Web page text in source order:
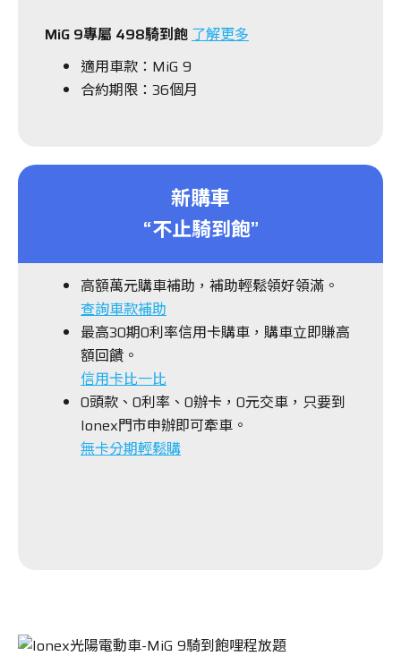
MiG 9專屬 498騎到飽了解更多
適用車款：MiG 9
合約期限：36個月
新購車
“不止騎到飽”
高額萬元購車補助，補助輕鬆領好領滿。
查詢車款補助
最高30期0利率信用卡購車，購車立即賺高
額回饋。
信用卡比一比
0頭款、0利率、0辦卡，0元交車，只要到
Ionex門市申辦即可牽車。
無卡分期輕鬆購